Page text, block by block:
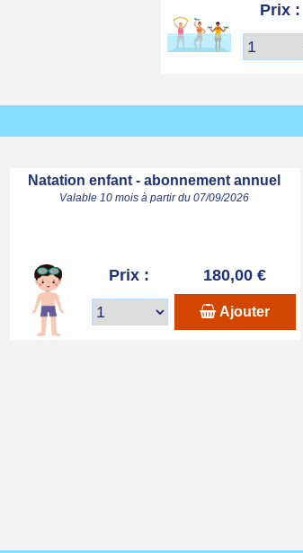
Prix :
Natation enfant - abonnement annuel
Valable 10 mois à partir du 07/09/2026
Prix : 180,00 €
Ajouter